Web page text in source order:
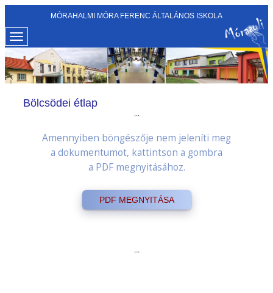
MÓRAHALMI MÓRA FERENC ÁLTALÁNOS ISKOLA
Bölcsödei étlap
```
Amennyiben böngészője nem jeleníti meg
a dokumentumot, kattintson a gombra
a PDF megnyitásához.
PDF MEGNYITÁSA
```